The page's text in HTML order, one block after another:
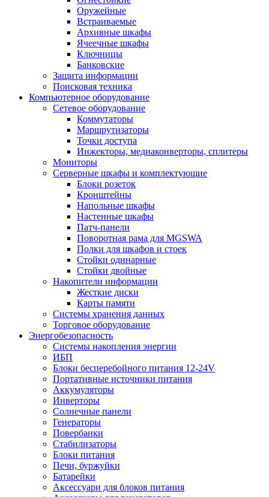
Оружейные
Встраиваемые
Архивные шкафы
Ячеечные шкафы
Ключницы
Банковские
Защита информации
Поисковая техника
Компьютерное оборудование
Сетевое оборудование
Коммутаторы
Маршрутизаторы
Точки доступа
Инжекторы, медиаконверторы, сплитеры
Мониторы
Серверные шкафы и комплектующие
Блоки розеток
Кронштейны
Напольные шкафы
Настенные шкафы
Патч-панели
Поворотная рама для MGSWA
Полки для шкафов и стоек
Стойки одинарные
Стойки двойные
Накопители информации
Жесткие диски
Карты памяти
Системы хранения данных
Торговое оборудование
Энергобезопасность
Системы накопления энергии
ИБП
Блоки бесперебойного питания 12-24V
Портативные источники питания
Аккумуляторы
Инверторы
Солнечные панели
Генераторы
Повербанки
Стабилизаторы
Блоки питания
Печи, буржуйки
Батарейки
Аксессуари для блоков питания